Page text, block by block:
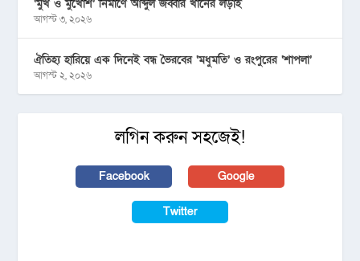
‘মুখ ও মুখোশ’ নির্মাণে আব্দুল জব্বার খানের লড়াই
আগস্ট ৩, ২০২৬
ঐতিহ্য হারিয়ে এক দিনেই বন্ধ ভৈরবের ‘মধুমতি’ ও রংপুরের ‘শাপলা’
আগস্ট ২, ২০২৬
লগিন করুন সহজেই!
Facebook Google
Twitter